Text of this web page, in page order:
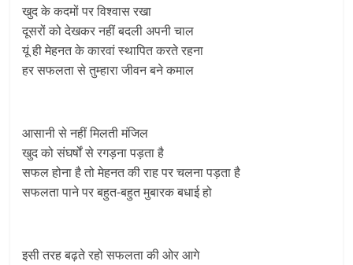
खुद के कदमों पर विश्वास रखा
दूसरों को देखकर नहीं बदली अपनी चाल
यूं ही मेहनत के कारवां स्थापित करते रहना
हर सफलता से तुम्हारा जीवन बने कमाल
आसानी से नहीं मिलती मंजिल
खुद को संघर्षों से रगड़ना पड़ता है
सफल होना है तो मेहनत की राह पर चलना पड़ता है
सफलता पाने पर बहुत-बहुत मुबारक बधाई हो
इसी तरह बढ़ते रहो सफलता की ओर आगे